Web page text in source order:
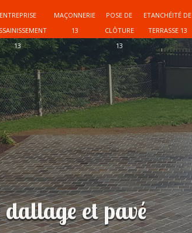
ENTREPRISE
13
MAÇONNERIE
13
POSE DE
CLÔTURE
13
ETANCHÉITÉ DE
TERRASSE 13
dallage et pavé